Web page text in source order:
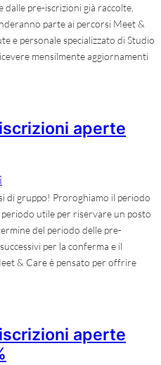
pre-iscrizioni già raccolte,
parte ai percorsi Meet &
e personale specializzato di Studio
mensilmente aggiornamenti
aperte
di gruppo! Proroghiamo il periodo
utile per riservare un posto
del periodo delle pre-
per la conferma e il
& Care è pensato per offrire
aperte